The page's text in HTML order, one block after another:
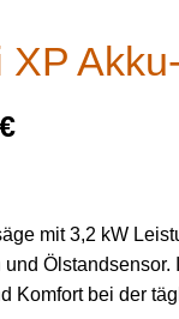
€
mit 3,2 kW
Ölstandsensor.
Komfort bei der